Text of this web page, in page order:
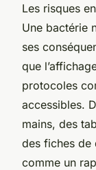
Les risques
Une bactérie
ses
que
protocoles
accessibles.
mains, des
des fiches de
comme un